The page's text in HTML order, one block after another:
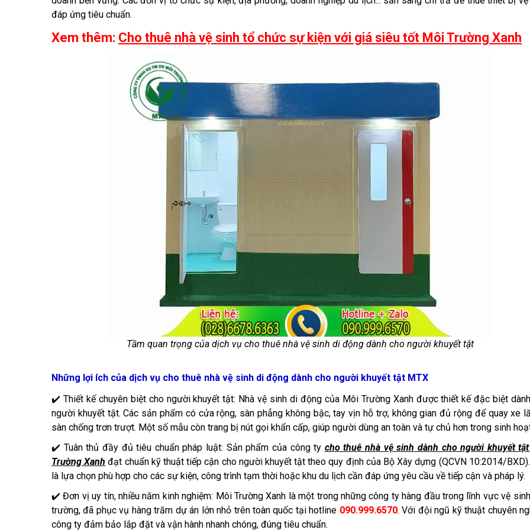
đáp ứng tiêu chuẩn.
Xem thêm: Cho thuê nhà vệ sinh tổ chức sự kiện với giá siêu tốt Môi Trường Xanh
Tầm quan trọng của dịch vụ cho thuê nhà vệ sinh di động dành cho người khuyết tật
Những lợi ích của dịch vụ cho thuê nhà vệ sinh di động dành cho người khuyết tật MTX
✔️ Thiết kế chuyên biệt cho người khuyết tật: Nhà vệ sinh di động của Môi Trường Xanh được thiết kế đặc biệt
người khuyết tật. Các sản phẩm có cửa rộng, sàn phẳng không bậc, tay vịn hỗ trợ, không gian đủ rộng để quay xe
sàn chống trơn trượt. Một số mẫu còn trang bị nút gọi khẩn cấp, giúp người dùng an toàn và tự chủ hơn trong sinh
✔️ Tuân thủ đầy đủ tiêu chuẩn pháp luật: Sản phẩm của công ty cho thuê nhà vệ sinh dành cho người khuyết
Trường Xanh đạt chuẩn kỹ thuật tiếp cận cho người khuyết tật theo quy định của Bộ Xây dựng (QCVN 10:2014/
là lựa chọn phù hợp cho các sự kiện, công trình tạm thời hoặc khu du lịch cần đáp ứng yêu cầu về tiếp cận và pháp lý.
✔️ Đơn vị uy tín, nhiều năm kinh nghiệm: Môi Trường Xanh là một trong những công ty hàng đầu trong lĩnh vực vệ
trường, đã phục vụ hàng trăm dự án lớn nhỏ trên toàn quốc tại hotline 090.999.6570. Với đội ngũ kỹ thuật chuyên
công ty đảm bảo lắp đặt và vận hành nhanh chóng, đúng tiêu chuẩn.